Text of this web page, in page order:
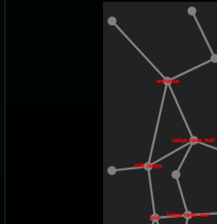
entrance
ledge_ramp_trail
join
cliff_ledge
ledge_ramp_trail